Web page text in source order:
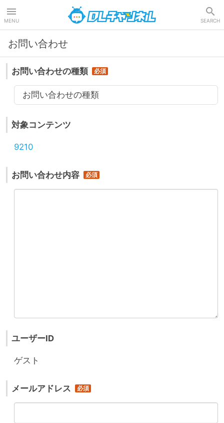
MENU SEARCH
お問い合わせ
お問い合わせの種類
お問い合わせの種類
対象コンテンツ
9210
お問い合わせ内容
ユーザーID
ゲスト
メールアドレス